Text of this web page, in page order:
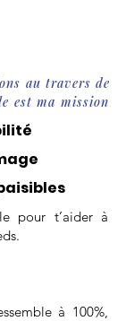
au travers de
est ma mission
pour t’aider à
à 100%,